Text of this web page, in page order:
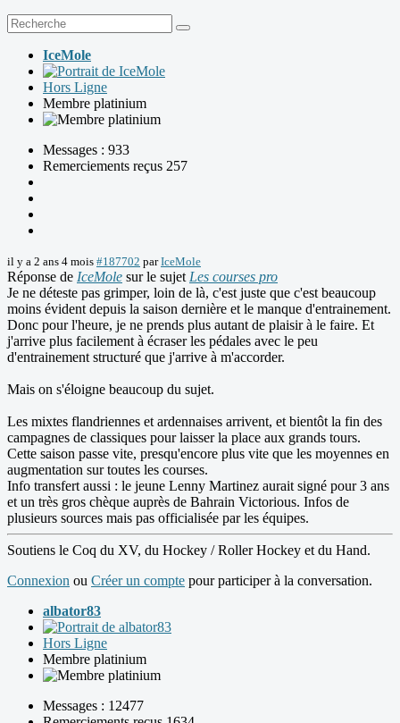
IceMole
Hors Ligne
Membre platinium
Messages : 933
Remerciements reçus 257
il y a 2 ans 4 mois #187702 parIceMole
Réponse de IceMole sur le sujet Les courses pro
Je ne déteste pas grimper, loin de là, c'est juste que c'est beaucoup
moins évident depuis la saison dernière et le manque d'entrainement.
Donc pour l'heure, je ne prends plus autant de plaisir à le faire. Et
j'arrive plus facilement à écraser les pédales avec le peu
d'entrainement structuré que j'arrive à m'accorder.
Mais on s'éloigne beaucoup du sujet.
Les mixtes flandriennes et ardennaises arrivent, et bientôt la fin des
campagnes de classiques pour laisser la place aux grands tours.
Cette saison passe vite, presqu'encore plus vite que les moyennes en
augmentation sur toutes les courses.
Info transfert aussi : le jeune Lenny Martinez aurait signé pour 3 ans
et un très gros chèque auprès de Bahrain Victorious. Infos de
plusieurs sources mais pas officialisée par les équipes.
Soutiens le Coq du XV, du Hockey / Roller Hockey et du Hand.
Connexion ou Créer un compte pour participer à la conversation.
albator83
Hors Ligne
Membre platinium
Messages : 12477